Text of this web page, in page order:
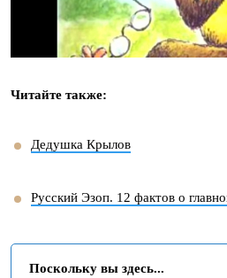
Читайте также:
Дедушка Крылов
Русский Эзоп. 12 фактов о
Поскольку вы здесь...